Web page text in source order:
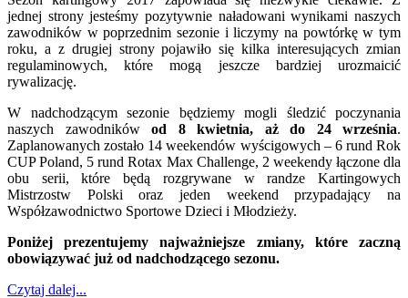
jednej strony jesteśmy pozytywnie naładowani wynikami naszych
zawodników w poprzednim sezonie i liczymy na powtórkę w tym
roku, a z drugiej strony pojawiło się kilka interesujących zmian
regulaminowych, które mogą jeszcze bardziej urozmaicić
rywalizację.
W nadchodzącym sezonie będziemy mogli śledzić poczynania
naszych zawodników od 8 kwietnia, aż do 24 września.
Zaplanowanych zostało 14 weekendów wyścigowych – 6 rund Rok
CUP Poland, 5 rund Rotax Max Challenge, 2 weekendy łączone dla
obu serii, które będą rozgrywane w randze Kartingowych
Mistrzostw Polski oraz jeden weekend przypadający na
Współzawodnictwo Sportowe Dzieci i Młodzieży.
Poniżej prezentujemy najważniejsze zmiany, które zaczną
obowiązywać już od nadchodzącego sezonu.
Czytaj dalej...